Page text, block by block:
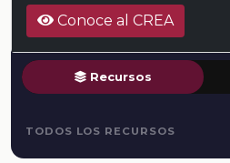
Conoce al CREA
Recursos
TODOS LOS RECURSOS